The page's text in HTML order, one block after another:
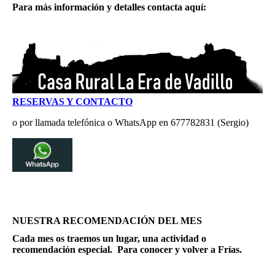
Para más información y detalles contacta aquí:
RESERVAS Y CONTACTO
o por llamada telefónica o WhatsApp en 677782831 (Sergio)
NUESTRA RECOMENDACIÓN DEL MES
Cada mes os traemos un lugar, una actividad o
recomendación especial. Para conocer y volver a Frías.